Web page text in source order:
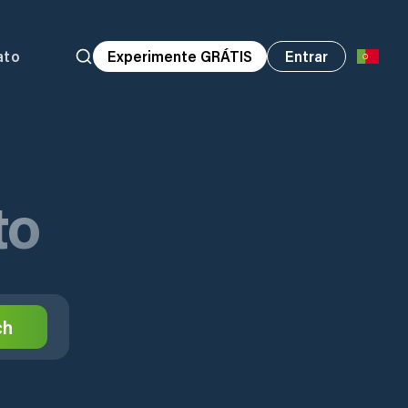
Experimente GRÁTIS Entrar